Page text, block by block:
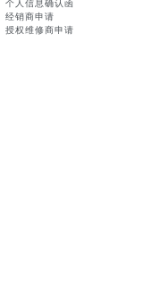
经销商申请
授权维修商申请